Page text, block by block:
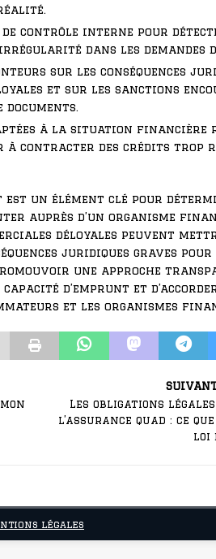
de contrôle interne pour
dans les demandes
sur les conséquences
et sur les sanctions
à la situation financière
contracter des crédits trop
est un élément clé pour
auprès d’un organisme
déloyales peuvent
juridiques graves
une approche
d’emprunt et
et les organismes
Les obligations légales
l’assurance quad : ce
loi
légales